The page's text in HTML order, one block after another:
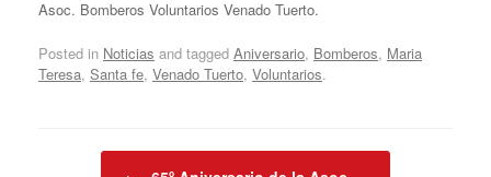
Asoc. Bomberos Voluntarios Venado Tuerto.
Posted in Noticias and tagged Aniversario, Bomberos, Maria
Teresa, Santa fe, Venado Tuerto, Voluntarios.